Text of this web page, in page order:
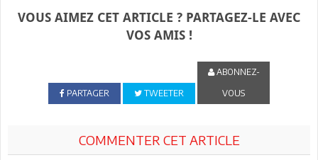
VOUS AIMEZ CET ARTICLE ? PARTAGEZ-LE AVEC
VOS AMIS !
PARTAGER TWEETER
ABONNEZ-
VOUS
COMMENTER CET ARTICLE